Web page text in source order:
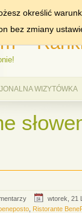
–
WIZYTÓWKA
wtorek, 21
Ristorante
określić
bez zmiany